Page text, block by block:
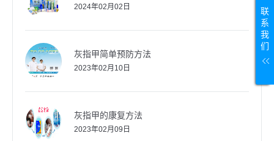
2024年02月02日
灰指甲简单预防方法
2023年02月10日
灰指甲的康复方法
2023年02月09日
联
系
我
们